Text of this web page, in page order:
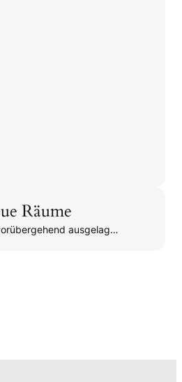
Räume
ausgelag…